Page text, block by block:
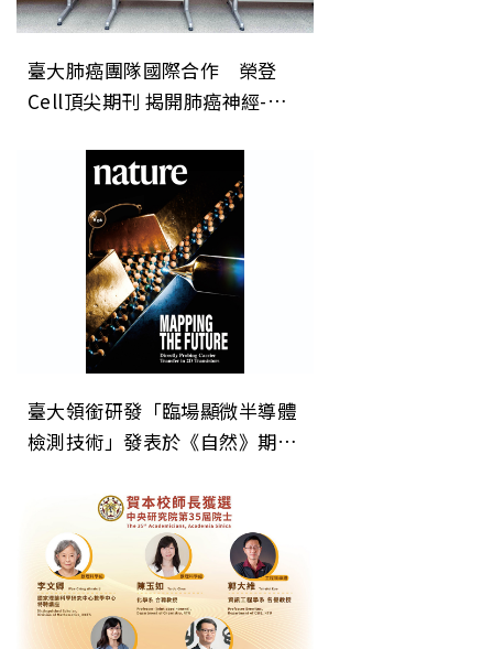
臺大肺癌團隊國際合作 榮登
Cell頂尖期刊 揭開肺癌神經-免
電」新方向
臺大領銜研發「臨場顯微半導體
檢測技術」發表於《自然》期
直接檢測技術